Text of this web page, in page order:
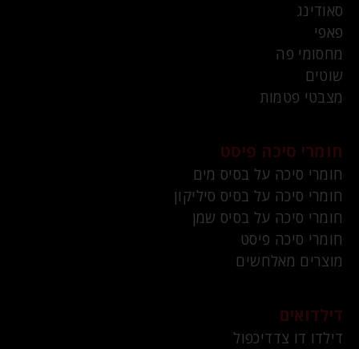
סאודינג
פאפי
מחסומי פה
שוטים
מצבטי פטמות
חומרי סיכה פיסט
חומרי סיכה על בסיס מים
חומרי סיכה על בסיס סיליקון
חומרי סיכה על בסיס שמן
חומרי סיכה פיסט
מוצרים מאלחשים
דילדואים
דילדו דו צדדיכפול